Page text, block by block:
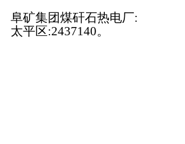
阜矿集团煤矸石热电厂:
太平区:2437140。